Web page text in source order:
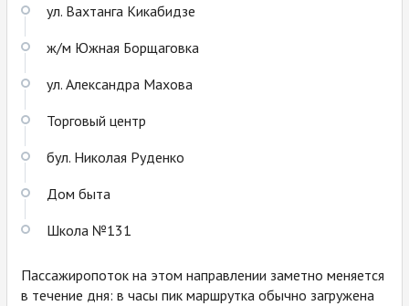
ул. Вахтанга Кикабидзе
ж/м Южная Борщаговка
ул. Александра Махова
Торговый центр
бул. Николая Руденко
Дом быта
Школа №131
Пассажиропоток на этом направлении заметно меняется
в течение дня: в часы пик маршрутка обычно загружена